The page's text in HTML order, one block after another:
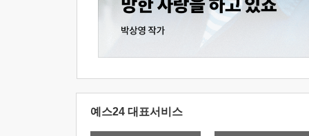
예스24 대표서비스